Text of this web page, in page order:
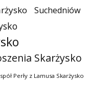
Suchedniów
Skarżysko
Perły z Lamusa Skarżysko